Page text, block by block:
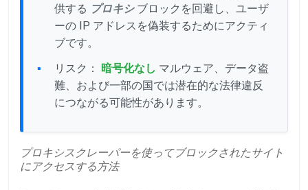
供する プロキシブロックを回避し、ユーザ
ーの IP アドレスを偽装するためにアクティ
ブです。
リスク： 暗号化なし マルウェア、データ盗
難、および一部の国では潜在的な法律違反
につながる可能性があります。
プロキシスクレーパーを使ってブロックされたサイト
にアクセスする方法